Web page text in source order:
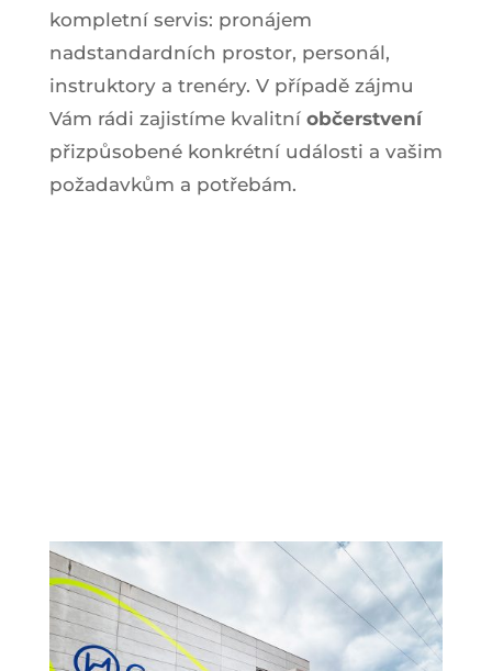
kompletní servis: pronájem
nadstandardních prostor, personál,
instruktory a trenéry. V případě zájmu
Vám rádi zajistíme kvalitní občerstvení
přizpůsobené konkrétní události a vašim
požadavkům a potřebám.